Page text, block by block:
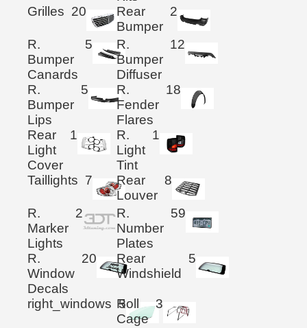
Grilles 20
Rear
Bumper
2
R.
Bumper
Canards
5
R.
Bumper
Diffuser
12
R.
Bumper
Lips
5
R.
Fender
Flares
18
Rear
Light
Cover
1
R.
Light
Tint
1
Taillights 7
Rear
Louver
8
R.
Marker
Lights
2
R.
Number
Plates
59
R.
Window
Decals
20
Rear
Windshield
5
right_windows 5
Roll
Cage
3